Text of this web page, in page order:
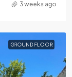
3 weeks ago
GROUND FLOOR